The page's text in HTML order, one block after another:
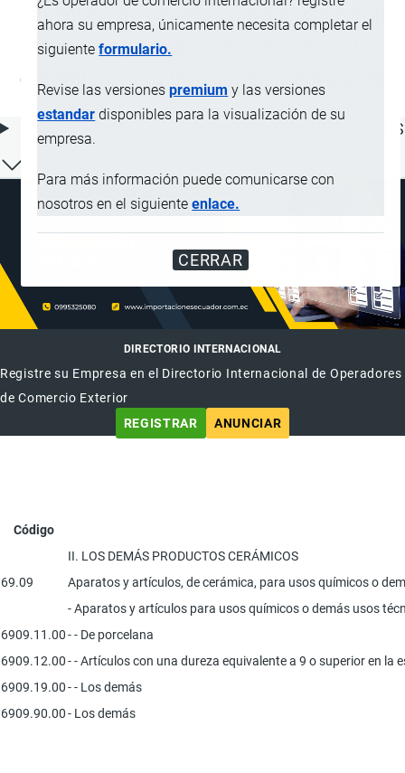
ahora su empresa, únicamente necesita completar el
siguienteformulario.
Revise las versionespremium y las versiones
estandar disponibles para la visualización de su
empresa.
Para más información puede comunicarse con
nosotros en el siguienteenlace.
CERRAR
similares, de cerámica, para uso rural;
cántaros y recipientes similares, de
cerámica, para transporte o envasado
ÍNDICE DE CONTENIDOS
DIRECTORIO INTERNACIONAL
Registre su Empresa en el Directorio Internacional de Operadores
de Comercio Exterior
REGISTRAR
ANUNCIAR
Código
II. LOS DEMÁS PRODUCTOS CERÁMICOS
69.09
Aparatos y artículos, de cerámica, para usos químicos o
- Aparatos y artículos para usos químicos o demás usos
6909.11.00- - De porcelana
6909.12.00- - Artículos con una dureza equivalente a 9 o superior en la
6909.19.00- - Los demás
6909.90.00- Los demás